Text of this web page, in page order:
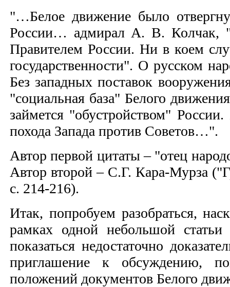
"…Белое движение было
России… адмирал А. В. Колчак,
Правителем России. Ни в коем
государственности". О русском
Без западных поставок
"социальная база" Белого
займется "обустройством"
похода Запада против Советов…".
Автор первой цитаты – "отец
Автор второй – С.Г. Кара-Мурза
с. 214-216).
Итак, попробуем разобраться,
рамках одной небольшой
показаться недостаточно
приглашение к обсуждению,
положений документов Белого